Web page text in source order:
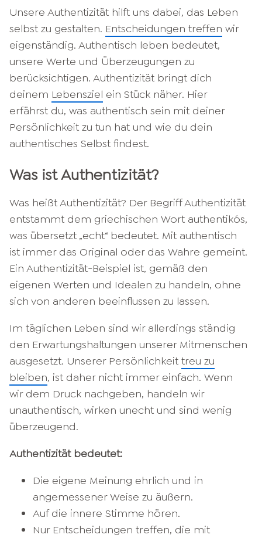
Unsere Authentizität hilft uns dabei, das Leben
selbst zu gestalten. Entscheidungen treffen wir
eigenständig. Authentisch leben bedeutet,
unsere Werte und Überzeugungen zu
berücksichtigen. Authentizität bringt dich
deinem Lebensziel ein Stück näher. Hier
erfährst du, was authentisch sein mit deiner
Persönlichkeit zu tun hat und wie du dein
authentisches Selbst findest.
Was ist Authentizität?
Was heißt Authentizität? Der Begriff Authentizität
entstammt dem griechischen Wort authentikós,
was übersetzt „echt“ bedeutet. Mit authentisch
ist immer das Original oder das Wahre gemeint.
Ein Authentizität-Beispiel ist, gemäß den
eigenen Werten und Idealen zu handeln, ohne
sich von anderen beeinflussen zu lassen.
Im täglichen Leben sind wir allerdings ständig
den Erwartungshaltungen unserer Mitmenschen
ausgesetzt. Unserer Persönlichkeit treu zu
bleiben, ist daher nicht immer einfach. Wenn
wir dem Druck nachgeben, handeln wir
unauthentisch, wirken unecht und sind wenig
überzeugend.
Authentizität bedeutet:
Die eigene Meinung ehrlich und in
angemessener Weise zu äußern.
Auf die innere Stimme hören.
Nur Entscheidungen treffen, die mit